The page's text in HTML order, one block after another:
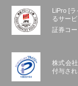
LiPro [
るサービ
証券コ
株式会
付与さ